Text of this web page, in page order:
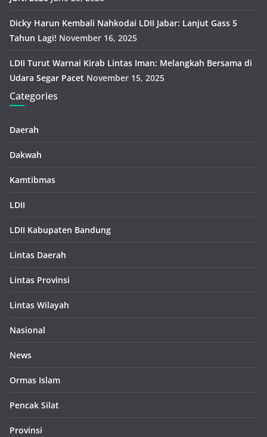
Dicky Harun Kembali Nahkodai LDII Jabar: Lanjut Gass 5
Tahun Lagi! November 16, 2025
LDII Turut Warnai Kirab Lintas Iman: Melangkah Bersama di
Udara Segar Pacet November 15, 2025
Categories
Daerah
Dakwah
Kamtibmas
LDII
LDII Kabupaten Bandung
Lintas Daerah
Lintas Provinsi
Lintas Wilayah
Nasional
News
Ormas Islam
Pencak Silat
Provinsi